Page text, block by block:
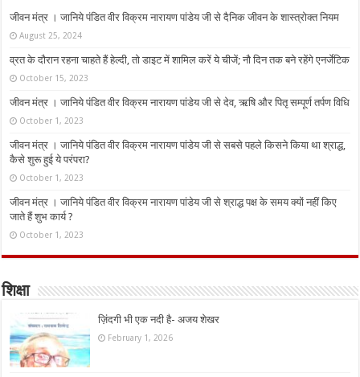
जीवन मंत्र । जानिये पंडित वीर विक्रम नारायण पांडेय जी से दैनिक जीवन के शास्त्रोक्त नियम
August 25, 2024
व्रत के दौरान रहना चाहते हैं हेल्दी, तो डाइट में शामिल करें ये चीजें; नौ दिन तक बने रहेंगे एनर्जेटिक
October 15, 2023
जीवन मंत्र । जानिये पंडित वीर विक्रम नारायण पांडेय जी से देव, ऋषि और पितृ सम्पूर्ण तर्पण विधि
October 1, 2023
जीवन मंत्र । जानिये पंडित वीर विक्रम नारायण पांडेय जी से सबसे पहले किसने किया था श्राद्ध,
कैसे शुरू हुई ये परंपरा?
October 1, 2023
जीवन मंत्र । जानिये पंडित वीर विक्रम नारायण पांडेय जी से श्राद्ध पक्ष के समय क्यों नहीं किए
जाते हैं शुभ कार्य ?
October 1, 2023
शिक्षा
ज़िंदगी भी एक नदी है- अजय शेखर
February 1, 2026